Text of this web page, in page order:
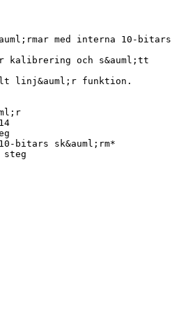
med interna 10-bitars
kalibrering och s&auml;tt
linj&auml;r funktion.
bitars sk&auml;rm*